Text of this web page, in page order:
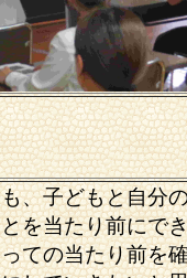
、子どもと自分
を当たり前にで
ての当たり前を